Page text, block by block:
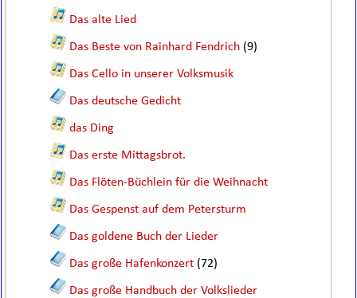
Das alte Lied
Das Beste von Rainhard Fendrich (9)
Das Cello in unserer Volksmusik
Das deutsche Gedicht
das Ding
Das erste Mittagsbrot.
Das Flöten-Büchlein für die Weihnacht
Das Gespenst auf dem Petersturm
Das goldene Buch der Lieder
Das große Hafenkonzert (72)
Das große Handbuch der Volkslieder